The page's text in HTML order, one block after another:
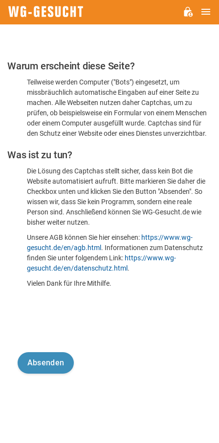
Bitte
dass
sind
Warum erscheint diese Seite?
Teilweise werden Computer ("Bots") eingesetzt, um
missbräuchlich automatische Eingaben auf einer Seite zu
machen. Alle Webseiten nutzen daher Captchas, um zu
prüfen, ob beispielsweise ein Formular von einem Menschen
oder einem Computer ausgefüllt wurde. Captchas sind für
den Schutz einer Website oder eines Dienstes unverzichtbar.
Was ist zu tun?
Die Lösung des Captchas stellt sicher, dass kein Bot die
Website automatisiert aufruft. Bitte markieren Sie daher die
Checkbox unten und klicken Sie den Button "Absenden". So
wissen wir, dass Sie kein Programm, sondern eine reale
Person sind. Anschließend können Sie WG-Gesucht.de wie
bisher weiter nutzen.
Unsere AGB können Sie hier einsehen: https://www.wg-
gesucht.de/en/agb.html . Informationen zum Datenschutz
finden Sie unter folgendem Link: https://www.wg-
gesucht.de/en/datenschutz.html .
Vielen Dank für Ihre Mithilfe.